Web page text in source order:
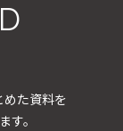
た資料を
す。